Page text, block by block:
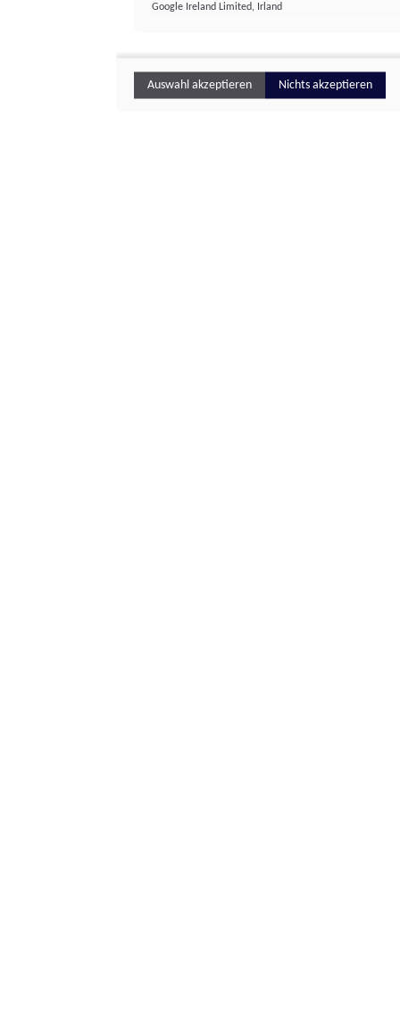
Google Ireland Limited, Irland
Auswahl akzeptieren Nichts akzeptieren